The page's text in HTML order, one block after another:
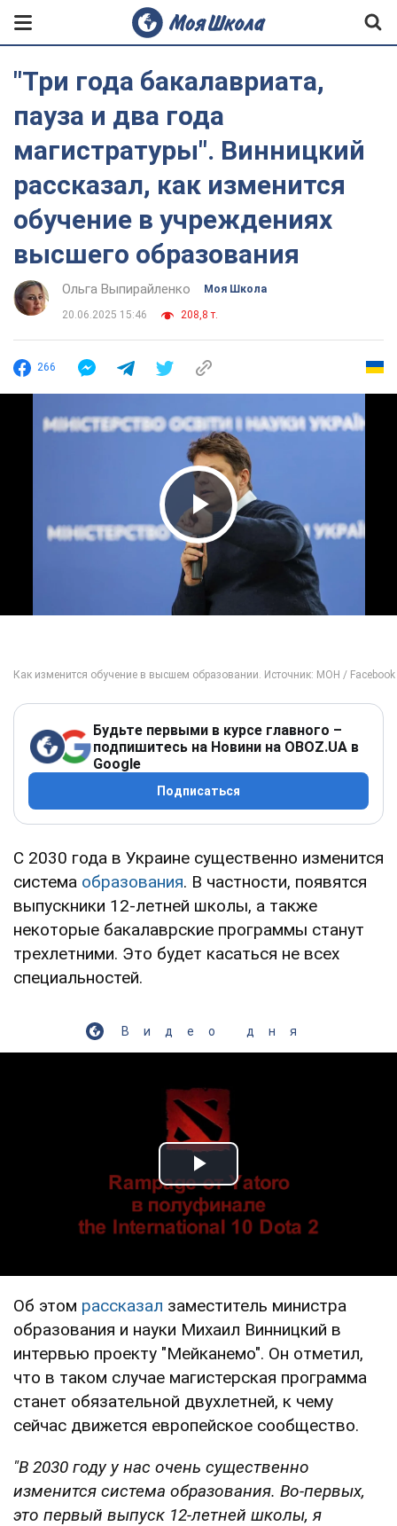
"Три года бакалавриата,
пауза и два года
магистратуры". Винницкий
рассказал, как изменится
обучение в учреждениях
высшего образования
Ольга Выпирайленко Моя Школа
20.06.2025 15:46 208,8 т.
266
Play Video
Будьте первыми в курсе главного –
подпишитесь на Новини на OBOZ.UA в
Google
Подписаться
С 2030 года в Украине существенно изменится
система образования. В частности, появятся
выпускники 12-летней школы, а также
некоторые бакалаврские программы станут
трехлетними. Это будет касаться не всех
специальностей.
Видео дня
Play Video
Об этом рассказал заместитель министра
образования и науки Михаил Винницкий в
интервью проекту "Мейканемо". Он отметил,
что в таком случае магистерская программа
станет обязательной двухлетней, к чему
сейчас движется европейское сообщество.
"В 2030 году у нас очень существенно
изменится система образования. Во-первых,
это первый выпуск 12-летней школы, я